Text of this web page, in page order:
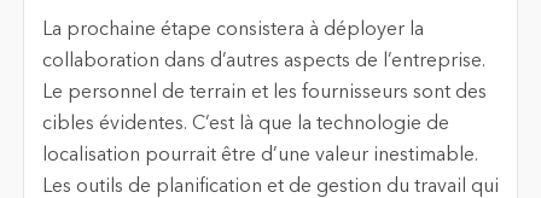
La prochaine étape consistera à déployer la
collaboration dans d’autres aspects de l’entreprise.
Le personnel de terrain et les fournisseurs sont des
cibles évidentes. C’est là que la technologie de
localisation pourrait être d’une valeur inestimable.
Les outils de planification et de gestion du travail qui